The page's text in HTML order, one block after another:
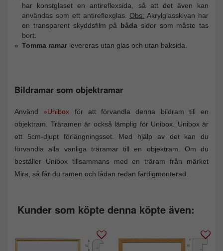
har konstglaset en antireflexsida, så att det även kan
användas som ett antireflexglas.Obs: Akrylglasskivan har
en transparent skyddsfilm på båda sidor som måste tas
bort.
Tomma ramar levereras utan glas och utan baksida.
Bildramar som objektramar
Använd »Unibox för att förvandla denna bildram till en
objektram. Träramen är också lämplig för Unibox. Unibox är
ett 5cm-djupt förlängningsset. Med hjälp av det kan du
förvandla alla vanliga träramar till en objektram. Om du
beställer Unibox tillsammans med en träram från märket
Mira, så får du ramen och lådan redan färdigmonterad.
Kunder som köpte denna köpte även: